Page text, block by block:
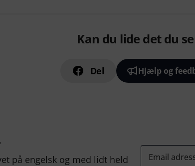
Kan du lide det du
Del Hjælp og
på engelsk og med lidt held
Email